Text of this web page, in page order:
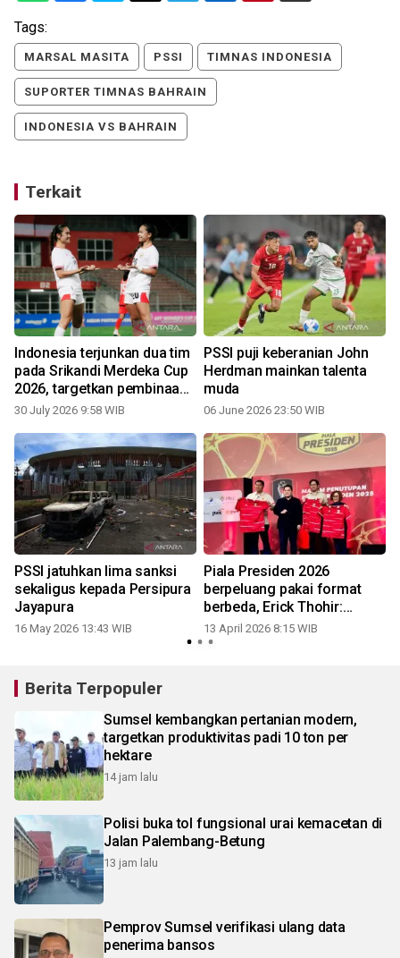
Tags:
MARSAL MASITA PSSI TIMNAS INDONESIA
SUPORTER TIMNAS BAHRAIN
INDONESIA VS BAHRAIN
Terkait
Indonesia terjunkan dua tim
pada Srikandi Merdeka Cup
2026, targetkan pembinaan
sepak bola putri
30 July 2026 9:58 WIB
PSSI puji keberanian John
Herdman mainkan talenta
muda
06 June 2026 23:50 WIB
PSSI jatuhkan lima sanksi
sekaligus kepada Persipura
Jayapura
16 May 2026 13:43 WIB
Piala Presiden 2026
berpeluang pakai format
berbeda, Erick Thohir:
Sedang kita godok
13 April 2026 8:15 WIB
Berita Terpopuler
Sumsel kembangkan pertanian modern,
targetkan produktivitas padi 10 ton per
hektare
14 jam lalu
Polisi buka tol fungsional urai kemacetan di
Jalan Palembang-Betung
13 jam lalu
Pemprov Sumsel verifikasi ulang data
penerima bansos